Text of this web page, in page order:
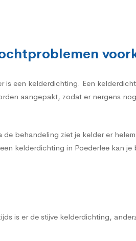
een kelderdichting. Een
aangepakt, zodat er nergens
behandeling ziet je kelder er
kelderdichting in Poederlee kan je
is er de stijve kelderdichting,